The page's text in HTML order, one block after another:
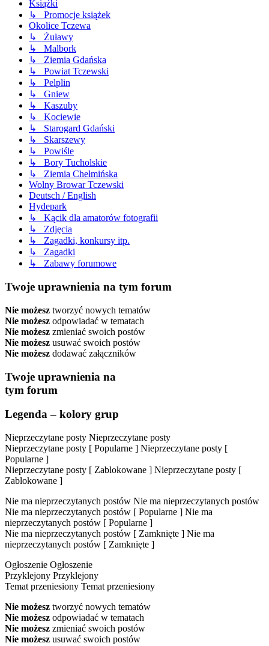
Książki
↳ Promocje książek
Okolice Tczewa
↳ Żuławy
↳ Malbork
↳ Ziemia Gdańska
↳ Powiat Tczewski
↳ Pelplin
↳ Gniew
↳ Kaszuby
↳ Kociewie
↳ Starogard Gdański
↳ Skarszewy
↳ Powiśle
↳ Bory Tucholskie
↳ Ziemia Chełmińska
Wolny Browar Tczewski
Deutsch / English
Hydepark
↳ Kącik dla amatorów fotografii
↳ Zdjęcia
↳ Zagadki, konkursy itp.
↳ Zagadki
↳ Zabawy forumowe
Twoje uprawnienia na tym forum
Nie możesz tworzyć nowych tematów
Nie możesz odpowiadać w tematach
Nie możesz zmieniać swoich postów
Nie możesz usuwać swoich postów
Nie możesz dodawać załączników
Twoje uprawnienia na
tym forum
Legenda – kolory grup
Nieprzeczytane posty Nieprzeczytane posty
Nieprzeczytane posty [ Popularne ] Nieprzeczytane posty [
Popularne ]
Nieprzeczytane posty [ Zablokowane ] Nieprzeczytane posty [
Zablokowane ]
Nie ma nieprzeczytanych postów Nie ma nieprzeczytanych postów
Nie ma nieprzeczytanych postów [ Popularne ] Nie ma
nieprzeczytanych postów [ Popularne ]
Nie ma nieprzeczytanych postów [ Zamknięte ] Nie ma
nieprzeczytanych postów [ Zamknięte ]
Ogłoszenie Ogłoszenie
Przyklejony Przyklejony
Temat przeniesiony Temat przeniesiony
Nie możesz tworzyć nowych tematów
Nie możesz odpowiadać w tematach
Nie możesz zmieniać swoich postów
Nie możesz usuwać swoich postów